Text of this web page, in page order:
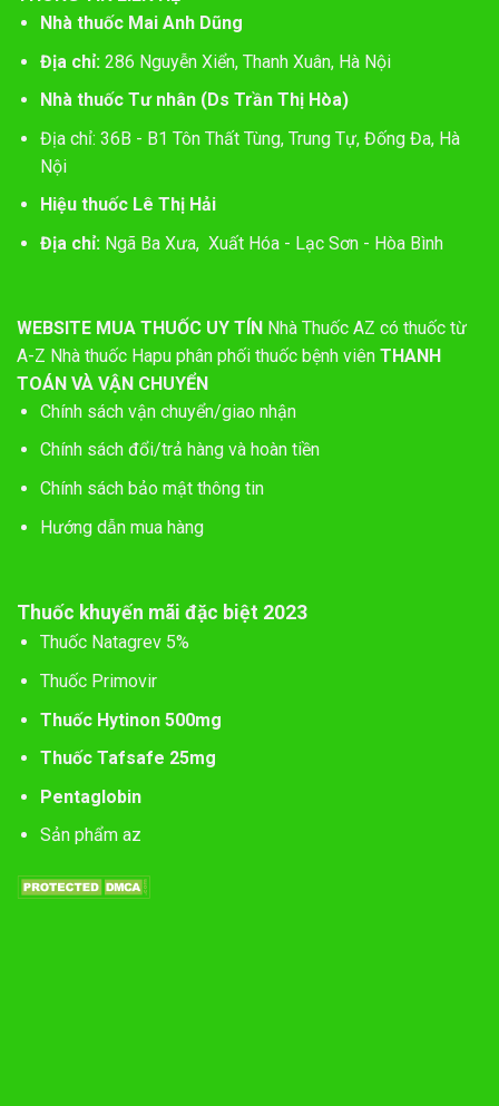
Nhà thuốc Mai Anh Dũng
Địa chỉ:286 Nguyễn Xiển, Thanh Xuân, Hà Nội
Nhà thuốc Tư nhân (Ds Trần Thị Hòa)
Địa chỉ: 36B - B1 Tôn Thất Tùng, Trung Tự, Đống Đa, Hà
Nội
Hiệu thuốc Lê Thị Hải
Địa chỉ: Ngã Ba Xưa, Xuất Hóa - Lạc Sơn - Hòa Bình
WEBSITE MUA THUỐC UY TÍN Nhà Thuốc AZ có thuốc từ
A-Z Nhà thuốc Hapu phân phối thuốc bệnh viên THANH
TOÁN VÀ VẬN CHUYỂN
Chính sách vận chuyển/giao nhận
Chính sách đổi/trả hàng và hoàn tiền
Chính sách bảo mật thông tin
Hướng dẫn mua hàng
Thuốc khuyến mãi đặc biệt 2023
Thuốc Natagrev 5%
Thuốc Primovir
Thuốc Hytinon 500mg
Thuốc Tafsafe 25mg
Pentaglobin
Sản phẩm az